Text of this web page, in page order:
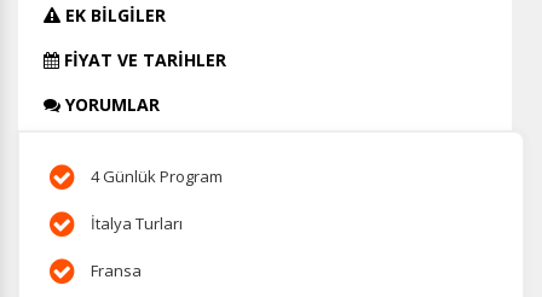
EK BİLGİLER
FİYAT VE TARİHLER
YORUMLAR
4 Günlük Program
İtalya Turları
Fransa